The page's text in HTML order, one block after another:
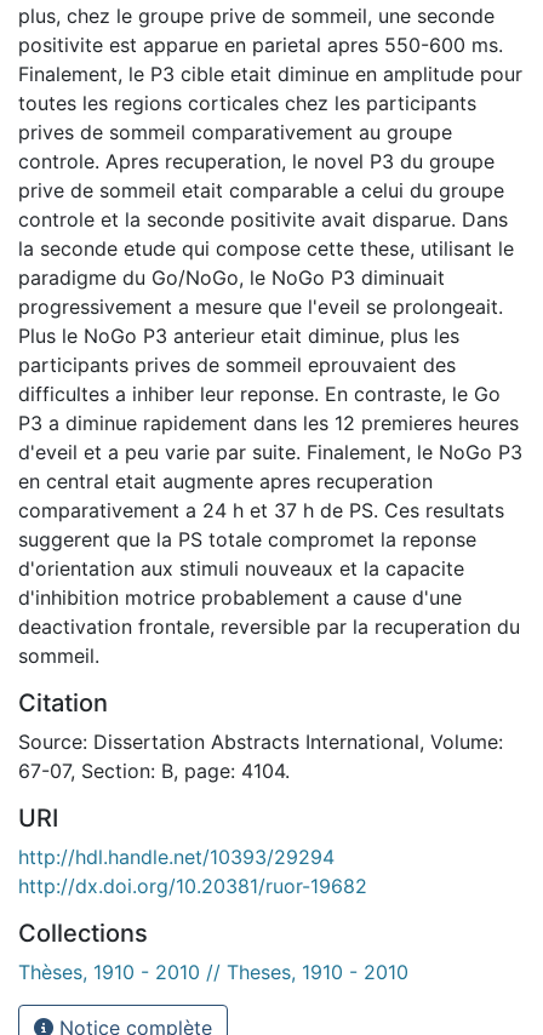
plus, chez le groupe prive de sommeil, une seconde
positivite est apparue en parietal apres 550-600 ms.
Finalement, le P3 cible etait diminue en amplitude pour
toutes les regions corticales chez les participants
prives de sommeil comparativement au groupe
controle. Apres recuperation, le novel P3 du groupe
prive de sommeil etait comparable a celui du groupe
controle et la seconde positivite avait disparue. Dans
la seconde etude qui compose cette these, utilisant le
paradigme du Go/NoGo, le NoGo P3 diminuait
progressivement a mesure que l'eveil se prolongeait.
Plus le NoGo P3 anterieur etait diminue, plus les
participants prives de sommeil eprouvaient des
difficultes a inhiber leur reponse. En contraste, le Go
P3 a diminue rapidement dans les 12 premieres heures
d'eveil et a peu varie par suite. Finalement, le NoGo P3
en central etait augmente apres recuperation
comparativement a 24 h et 37 h de PS. Ces resultats
suggerent que la PS totale compromet la reponse
d'orientation aux stimuli nouveaux et la capacite
d'inhibition motrice probablement a cause d'une
deactivation frontale, reversible par la recuperation du
sommeil.
Citation
Source: Dissertation Abstracts International, Volume:
67-07, Section: B, page: 4104.
URI
http://hdl.handle.net/10393/29294
http://dx.doi.org/10.20381/ruor-19682
Collections
Thèses, 1910 - 2010 // Theses, 1910 - 2010
Notice complète